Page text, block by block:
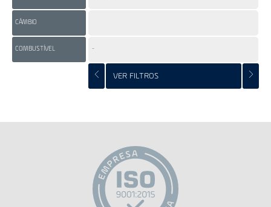
CÂMBIO
COMBUSTÍVEL -
VER FILTROS